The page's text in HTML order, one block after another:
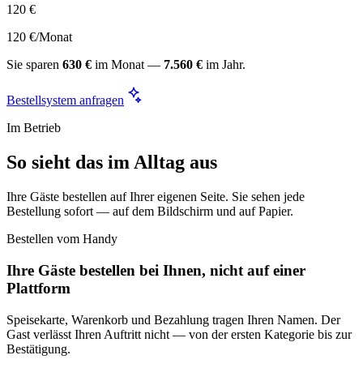
120 €
120 €/Monat
Sie sparen 630 € im Monat — 7.560 € im Jahr.
Bestellsystem anfragen
Im Betrieb
So sieht das im Alltag aus
Ihre Gäste bestellen auf Ihrer eigenen Seite. Sie sehen jede
Bestellung sofort — auf dem Bildschirm und auf Papier.
Bestellen vom Handy
Ihre Gäste bestellen bei Ihnen, nicht auf einer
Plattform
Speisekarte, Warenkorb und Bezahlung tragen Ihren Namen. Der
Gast verlässt Ihren Auftritt nicht — von der ersten Kategorie bis zur
Bestätigung.